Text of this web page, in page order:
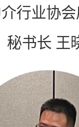
行业协
秘书长 王